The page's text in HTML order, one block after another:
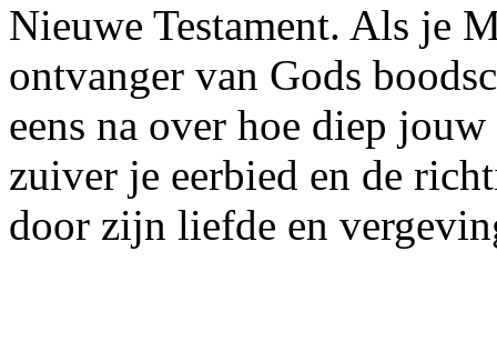
Nieuwe Testament. Als je
ontvanger van Gods
eens na over hoe diep
zuiver je eerbied en de
door zijn liefde en